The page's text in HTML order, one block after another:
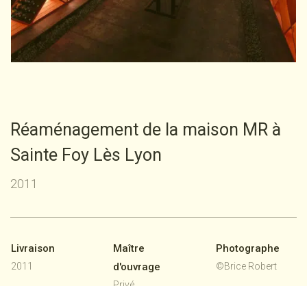
Réaménagement de a maison M R à
Sainte Foy Lès Lyon
2011
Livraison
2011
Maître
d'ouvrage
Photographe
©Brice Robert